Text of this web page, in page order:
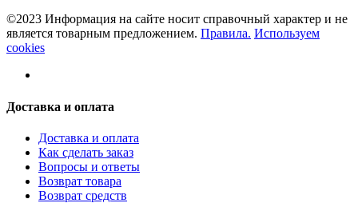
©2023 Информация на сайте носит справочный характер и не
является товарным предложением. Правила. Используем
cookies
Доставка и оплата
Доставка и оплата
Как сделать заказ
Вопросы и ответы
Возврат товара
Возврат средств